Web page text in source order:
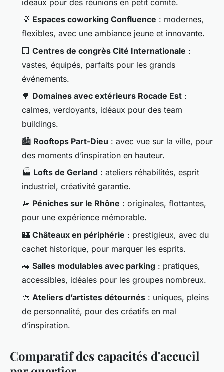
idéaux pour des réunions en petit comité.
💡 Espaces coworking Confluence : modernes,
flexibles, avec une ambiance jeune et innovante.
🏢 Centres de congrès Cité Internationale :
vastes, équipés, parfaits pour les grands
événements.
🌳 Domaines avec extérieurs Rocade Est :
calmes, verdoyants, idéaux pour des team
buildings.
🏙️ Rooftops Part-Dieu : avec vue sur la ville, pour
des moments d’inspiration en hauteur.
🏭 Lofts de Gerland : ateliers réhabilités, esprit
industriel, créativité garantie.
🚤 Péniches sur le Rhône : originales, flottantes,
pour une expérience mémorable.
🏰 Châteaux en périphérie : prestigieux, avec du
cachet historique, pour marquer les esprits.
🚗 Salles modulables avec parking : pratiques,
accessibles, idéales pour les groupes nombreux.
🎨 Ateliers d’artistes détournés : uniques, pleins
de personnalité, pour des créatifs en mal
d’inspiration.
Comparatif des capacités d'accueil